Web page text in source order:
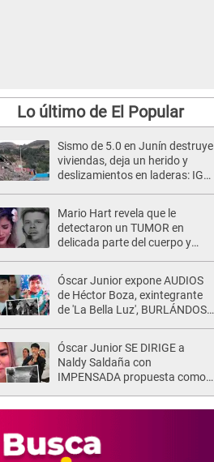
Lo último de El Popular
Sismo de 5.0 en Junín destruye
viviendas, deja un herido y
deslizamientos en laderas: IGP
Mario Hart revela que le
detectaron un TUMOR en
delicada parte del cuerpo y
muy fuertes..."
Óscar Junior expone AUDIOS
de Héctor Boza, exintegrante
de 'La Bella Luz', BURLÁNDOSE
de maltrato: "Grábame..."
Óscar Junior SE DIRIGE a
Naldy Saldaña con
IMPENSADA propuesta como